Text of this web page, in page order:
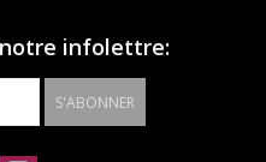
et latex
infolettre:
S'ABONNER